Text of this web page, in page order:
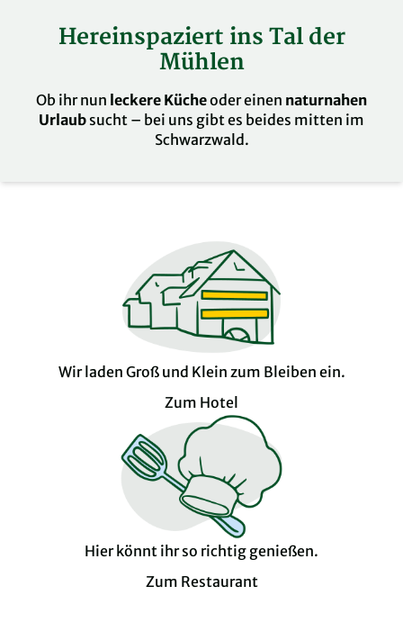
Hereinspaziert ins Tal der
Mühlen
Ob ihr nun leckere Kücheoder einen naturnahen
Urlaub sucht – bei uns gibt es beides mitten im
Schwarzwald.
Wir laden Groß und Klein zum Bleiben ein.
Zum Hotel
Hier könnt ihr so richtig genießen.
Zum Restaurant